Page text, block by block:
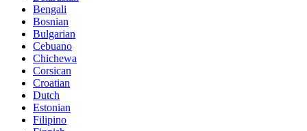
Bengali
Bosnian
Bulgarian
Cebuano
Chichewa
Corsican
Croatian
Dutch
Estonian
Filipino